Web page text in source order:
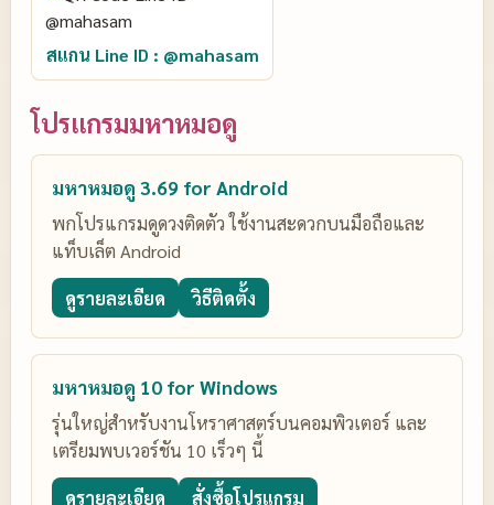
สแกน Line ID : @mahasam
โปรแกรมมหาหมอดู
มหาหมอดู 3.69 for Android
พกโปรแกรมดูดวงติดตัว ใช้งานสะดวกบนมือถือและ
แท็บเล็ต Android
ดูรายละเอียด วิธีติดตั้ง
มหาหมอดู 10 for Windows
รุ่นใหญ่สำหรับงานโหราศาสตร์บนคอมพิวเตอร์ และ
เตรียมพบเวอร์ชัน 10 เร็วๆ นี้
ดูรายละเอียด สั่งซื้อโปรแกรม